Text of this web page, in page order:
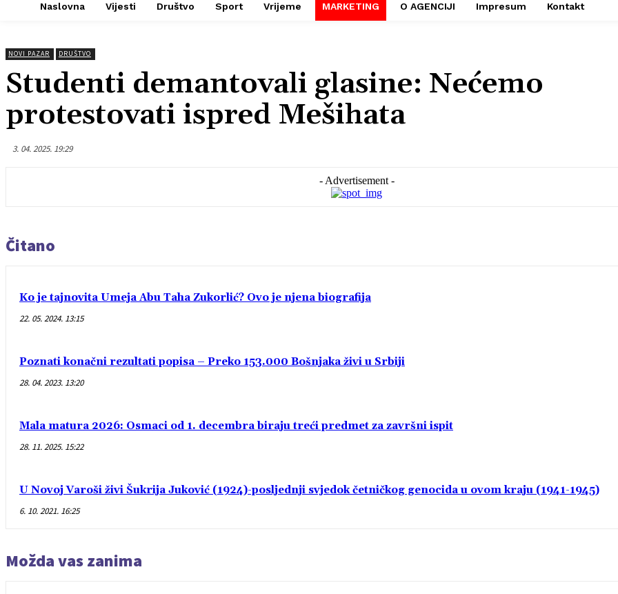
Naslovna Vijesti Društvo Sport Vrijeme MARKETING O AGENCIJI Impresum Kontakt
NOVI PAZAR DRUŠTVO
Studenti demantovali glasine: Nećemo
protestovati ispred Mešihata
3. 04. 2025. 19:29
- Advertisement -
Čitano
Ko je tajnovita Umeja Abu Taha Zukorlić? Ovo je njena biografija
22. 05. 2024. 13:15
Poznati konačni rezultati popisa – Preko 153.000 Bošnjaka živi u Srbiji
28. 04. 2023. 13:20
Mala matura 2026: Osmaci od 1. decembra biraju treći predmet za završni ispit
28. 11. 2025. 15:22
U Novoj Varoši živi Šukrija Juković (1924)-posljednji svjedok četničkog genocida u ovom kraju (1941-1945)
6. 10. 2021. 16:25
Možda vas zanima